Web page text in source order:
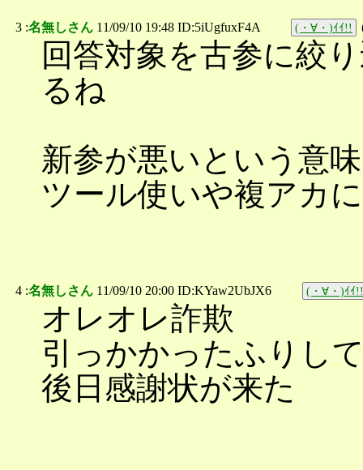
3 :名無しさん 11/09/10 19:48 ID:5iUgfuxF4A (・∀・)ｲｲ!!
回答対象を古参に絞
るね
新参が悪いという意
ツール使いや複アカ
4 :名無しさん 11/09/10 20:00 ID:KYaw2UbJX6 (・∀・)ｲｲ!!
オレオレ詐欺
引っかかったふりし
後日感謝状が来た